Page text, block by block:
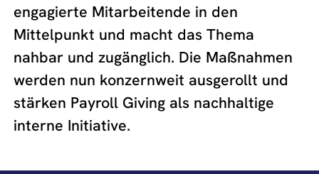
engagierte Mitarbeitende in den
Mittelpunkt und macht das Thema
nahbar und zugänglich. Die Maßnahmen
werden nun konzernweit ausgerollt und
stärken Payroll Giving als nachhaltige
interne Initiative.